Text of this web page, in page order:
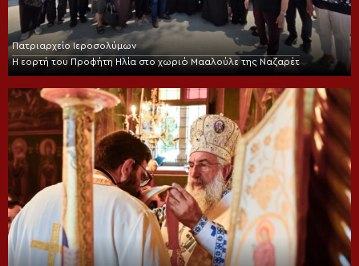
Πατριαρχείο Ιεροσολύμων
Η εορτή του Προφήτη Ηλία στο χωριό Μααλούλε της Ναζαρέτ